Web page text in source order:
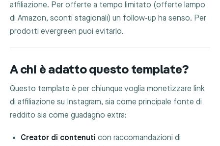
affiliazione. Per offerte a tempo limitato (offerte lampo
di Amazon, sconti stagionali) un follow-up ha senso. Per
prodotti evergreen puoi evitarlo.
A chi è adatto questo template?
Questo template è per chiunque voglia monetizzare link
di affiliazione su Instagram, sia come principale fonte di
reddito sia come guadagno extra:
Creator di contenuti con raccomandazioni di